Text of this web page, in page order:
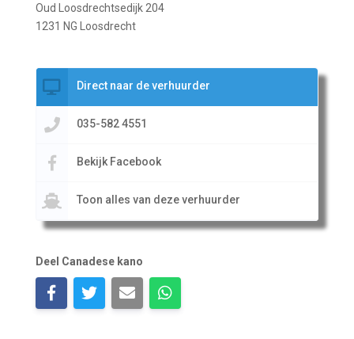
Oud Loosdrechtsedijk 204
1231 NG Loosdrecht
Direct naar de verhuurder
035-582 4551
Bekijk Facebook
Toon alles van deze verhuurder
Deel Canadese kano